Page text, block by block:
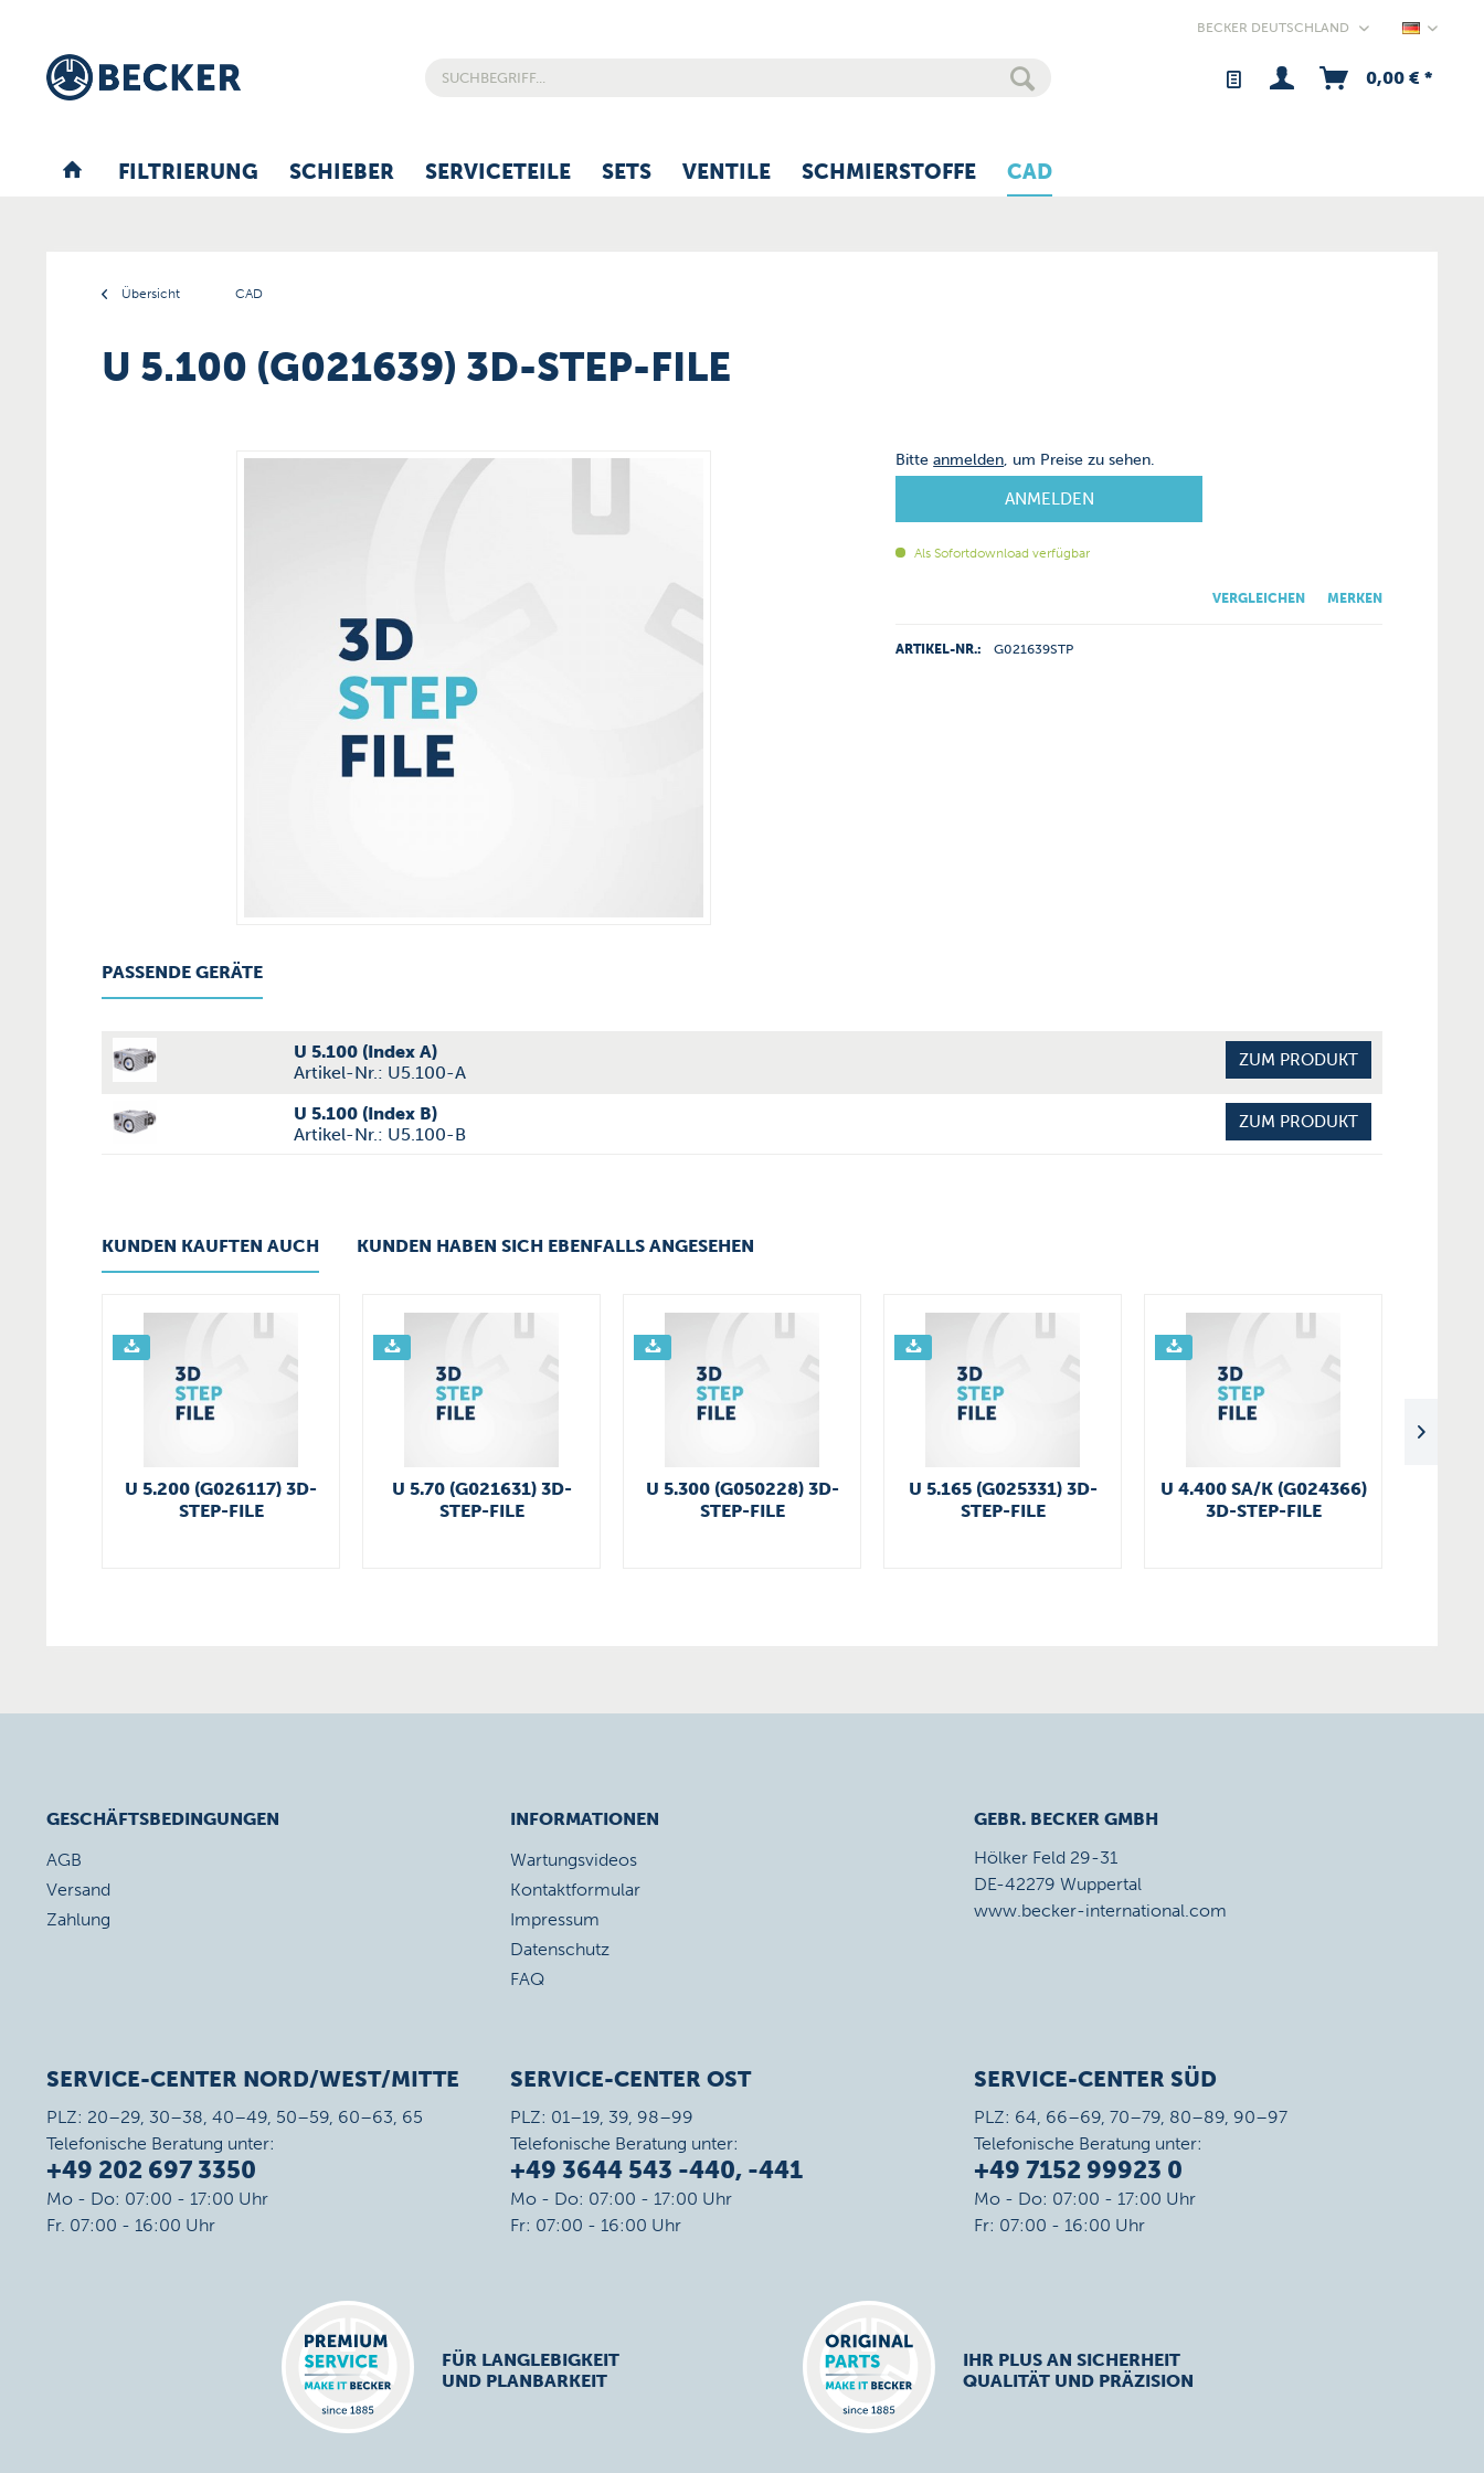
0,00 € *
FILTRIERUNG SCHIEBER SERVICETEILE SETS VENTILE SCHMIERSTOFFE CAD
Übersicht CAD
U 5.100 (G021639) 3D-STEP-FILE
Bitteanmelden, um Preise zu sehen.
ANMELDEN
Als Sofortdownload verfügbar
VERGLEICHEN MERKEN
ARTIKEL-NR.: G021639STP
PASSENDE GERÄTE
U 5.100 (Index A)
Artikel-Nr.: U5.100-A
ZUM PRODUKT
U 5.100 (Index B)
Artikel-Nr.: U5.100-B
ZUM PRODUKT
KUNDEN KAUFTEN AUCH KUNDEN HABEN SICH EBENFALLS ANGESEHEN
U 5.200 (G026117) 3D-
STEP-FILE
U 5.70 (G021631) 3D-
STEP-FILE
U 5.300 (G050228) 3D-
STEP-FILE
U 5.165 (G025331) 3D-
STEP-FILE
U 4.400 SA/K (G024366)
3D-STEP-FILE
GESCHÄFTSBEDINGUNGEN
AGB
Versand
Zahlung
INFORMATIONEN
Wartungsvideos
Kontaktformular
Impressum
Datenschutz
FAQ
GEBR. BECKER GMBH
Hölker Feld 29-31
DE-42279 Wuppertal
www.becker-international.com
SERVICE-CENTER NORD/WEST/MITTE
PLZ: 20–29, 30–38, 40–49, 50–59, 60–63, 65
Telefonische Beratung unter:
+49 202 697 3350
Mo - Do: 07:00 - 17:00 Uhr
Fr. 07:00 - 16:00 Uhr
SERVICE-CENTER OST
PLZ: 01–19, 39, 98–99
Telefonische Beratung unter:
+49 3644 543 -440, -441
Mo - Do: 07:00 - 17:00 Uhr
Fr: 07:00 - 16:00 Uhr
SERVICE-CENTER SÜD
PLZ: 64, 66–69, 70–79, 80–89, 90–97
Telefonische Beratung unter:
+49 7152 99923 0
Mo - Do: 07:00 - 17:00 Uhr
Fr: 07:00 - 16:00 Uhr
FÜR LANGLEBIGKEIT
UND PLANBARKEIT
IHR PLUS AN SICHERHEIT
QUALITÄT UND PRÄZISION